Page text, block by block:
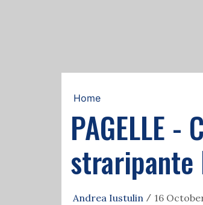
Home
PAGELLE
straripante
Andrea Iustulin / 16